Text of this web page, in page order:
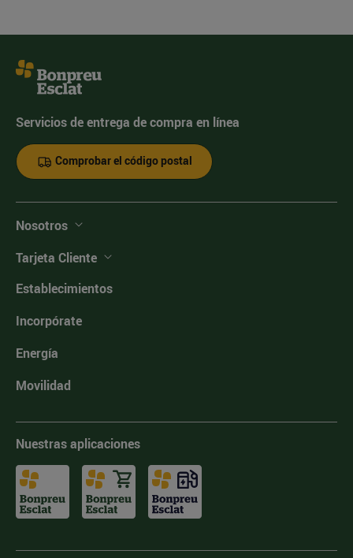
Servicios de entrega de compra en línea
Comprobar el código postal
Nosotros
Tarjeta Cliente
Establecimientos
Incorpórate
Energía
Movilidad
Nuestras aplicaciones